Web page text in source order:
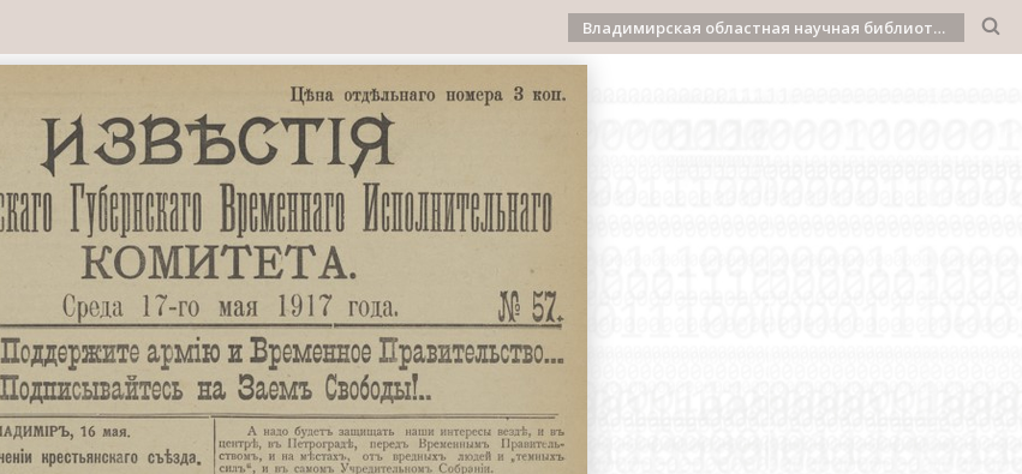
Владимирская областная научная библиотека